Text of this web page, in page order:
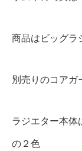
商品はビッグラ
別売りのコアガ
ラジエター本体
の２色